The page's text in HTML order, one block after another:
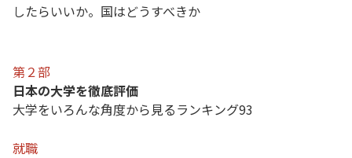
したらいいか。国はどうすべきか
第２部
日本の大学を徹底評価
大学をいろんな角度から見るランキング93
就職